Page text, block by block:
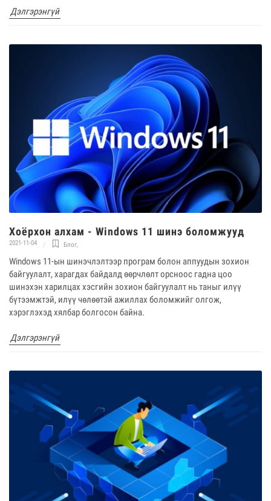
Дэлгэрэнгүй
Хоёрхон алхам - Windows 11 шинэ боломжууд
2021-11-04 Блог,
Windows 11-ын шинэчлэлтээр програм болон аппуудын зохион
байгуулалт, харагдах байдалд өөрчлөлт орсноос гадна цоо
шинэхэн харилцах хэсгийн зохион байгуулалт нь таныг илүү
бүтээмжтэй, илүү чөлөөтэй ажиллах боломжийг олгож,
хэрэглэхэд хялбар болгосон байна.
Дэлгэрэнгүй